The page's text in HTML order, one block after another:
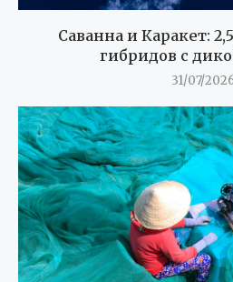
Саванна и Каракет:
гибридов с
31/07/